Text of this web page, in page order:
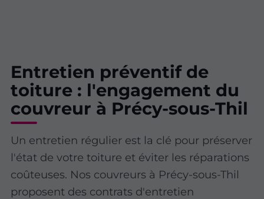
Entretien préventif de
toiture : l'engagement du
couvreur à Précy-sous-Thil
Un entretien régulier est la clé pour préserver
l'état de votre toiture et éviter les réparations
coûteuses. Nos couvreurs à Précy-sous-Thil
proposent des contrats d'entretien